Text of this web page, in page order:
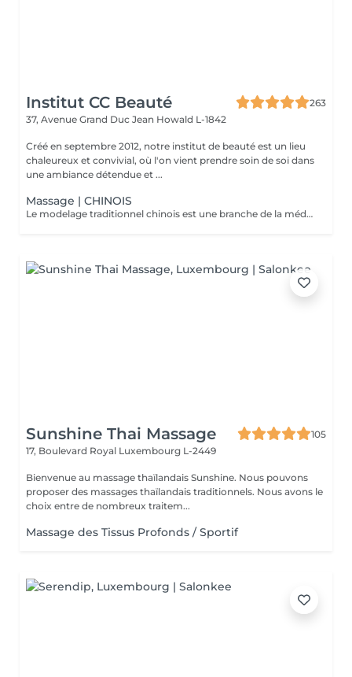
Institut CC Beauté
263
37, Avenue Grand Duc Jean Howald L-1842
Créé en septembre 2012, notre institut de beauté est un lieu
chaleureux et convivial, où l'on vient prendre soin de soi dans
une ambiance détendue et ...
Massage | CHINOIS
Le modelage traditionnel chinois est une branche de la médecine traditionnelle chinoise, inspiré de l'acupuncture. Il est pratiqué en stimulant notamment les points d'acupuncture sur la totalité du corps, il vous procurera une sensation de bien-être en équilibrant les énergies et améliora les douleurs dorsales ainsi que l'évacuation du stress.
Sunshine Thai Massage
105
17, Boulevard Royal Luxembourg L-2449
Bienvenue au massage thaïlandais Sunshine. Nous pouvons
proposer des massages thaïlandais traditionnels. Nous avons le
choix entre de nombreux traitem...
Massage des Tissus Profonds / Sportif